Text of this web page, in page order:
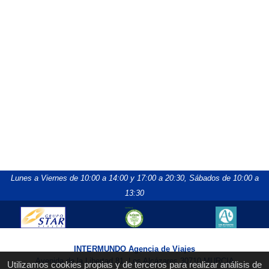
Utilizamos cookies propias y de terceros para realizar análisis de
Lunes a Viernes de 10:00 a 14:00 y 17:00 a 20:30, Sábados de 10:00 a
13:30
INTERMUNDO Agencia de Viajes
Avenida de la Libertad 81, Los Alcázares 30710 MURCIA